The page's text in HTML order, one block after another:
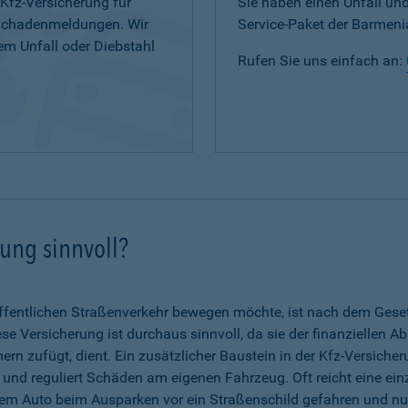
Wir
Unfall oder Diebstahl
Service-Paket der
Rufen Sie uns einfach an:
sinnvoll?
Straßenverkehr bewegen möchte, ist nach dem
Versicherung ist durchaus sinnvoll, da sie der finanziellen
zufügt, dient. Ein zusätzlicher Baustein in der Kfz-
reguliert Schäden am eigenen Fahrzeug. Oft reicht eine
Auto beim Ausparken vor ein Straßenschild gefahren und